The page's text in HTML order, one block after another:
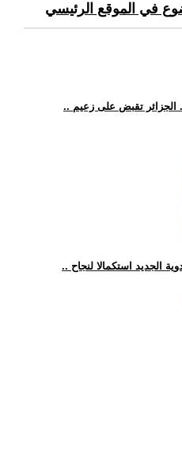
في الموقع الرئيسي
الجزائر تقبض على زعيم
الجديد استكمالا لنجاح